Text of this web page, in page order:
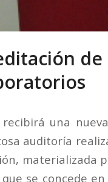
de
una
auditoría
materializada
se concede